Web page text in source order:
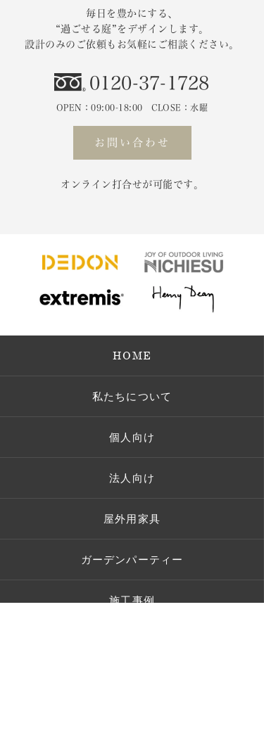
毎日を豊かにする、
“過ごせる庭”をデザインします。
設計のみのご依頼もお気軽にご相談ください。
0120-37-1728
OPEN：09:00-18:00 CLOSE：水曜
お問い合わせ
オンライン打合せが可能です。
HOME
私たちについて
個人向け
法人向け
屋外用家具
ガーデンパーティー
施工事例